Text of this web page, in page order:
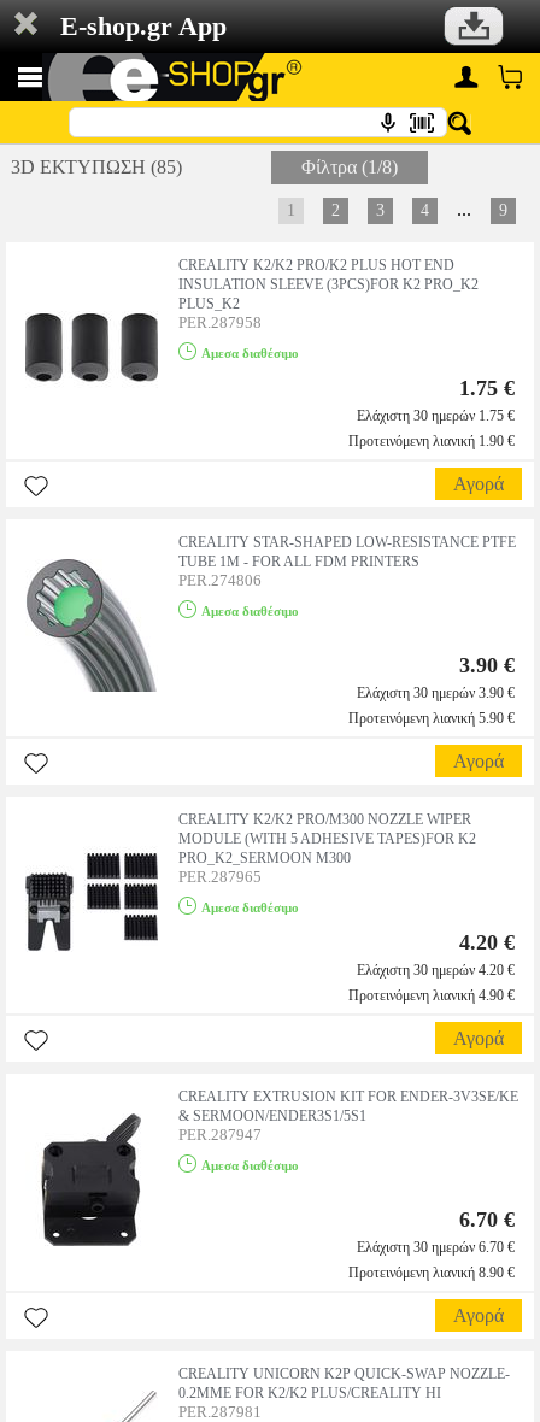
E-shop.gr App
3D ΕΚΤΥΠΩΣΗ (85) Φίλτρα (1/8)
1 2 3 4 ... 9
CREALITY K2/K2 PRO/K2 PLUS HOT END
INSULATION SLEEVE (3PCS)FOR K2 PRO_K2
PLUS_K2
PER.287958
Αμεσα διαθέσιμο
1.75 €
Ελάχιστη 30 ημερών 1.75 €
Προτεινόμενη λιανική 1.90 €
Αγορά
CREALITY STAR-SHAPED LOW-RESISTANCE PTFE
TUBE 1M - FOR ALL FDM PRINTERS
PER.274806
Αμεσα διαθέσιμο
3.90 €
Ελάχιστη 30 ημερών 3.90 €
Προτεινόμενη λιανική 5.90 €
Αγορά
CREALITY K2/K2 PRO/M300 NOZZLE WIPER
MODULE (WITH 5 ADHESIVE TAPES)FOR K2
PRO_K2_SERMOON M300
PER.287965
Αμεσα διαθέσιμο
4.20 €
Ελάχιστη 30 ημερών 4.20 €
Προτεινόμενη λιανική 4.90 €
Αγορά
CREALITY EXTRUSION KIT FOR ENDER-3V3SE/KE
& SERMOON/ENDER3S1/5S1
PER.287947
Αμεσα διαθέσιμο
6.70 €
Ελάχιστη 30 ημερών 6.70 €
Προτεινόμενη λιανική 8.90 €
Αγορά
CREALITY UNICORN K2P QUICK-SWAP NOZZLE-
0.2MME FOR K2/K2 PLUS/CREALITY HI
PER.287981